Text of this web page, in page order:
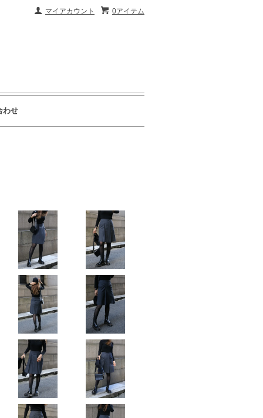
0アイテム
マイアカウント
わせ